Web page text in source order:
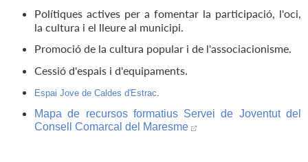
Polítiques actives per a fomentar la participació, l'oci,
la cultura i el lleure al municipi.
Promoció de la cultura popular i de l'associacionisme.
Cessió d'espais i d'equipaments.
Espai Jove de Caldes d'Estrac
Mapa de recursos formatius Servei de Joventut del
Consell Comarcal del Maresme